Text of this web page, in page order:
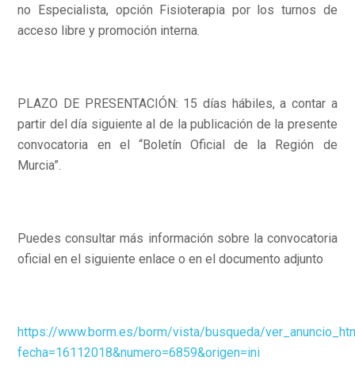
no Especialista, opción Fisioterapia por los turnos de
acceso libre y promoción interna.
PLAZO DE PRESENTACIÓN: 15 días hábiles, a contar a
partir del día siguiente al de la publicación de la presente
convocatoria en el “Boletín Oficial de la Región de
Murcia”.
Puedes consultar más información sobre la convocatoria
oficial en el siguiente enlace o en el documento adjunto
https://www.borm.es/borm/vista/busqueda/
fecha=16112018&numero=6859&origen=ini